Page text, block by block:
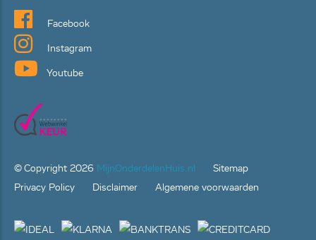
Facebook
Instagram
Youtube
© Copyright 2026 MijnOnderdelenHuis.nl
Sitemap
Privacy Policy
Disclaimer Algemene voorwaarden